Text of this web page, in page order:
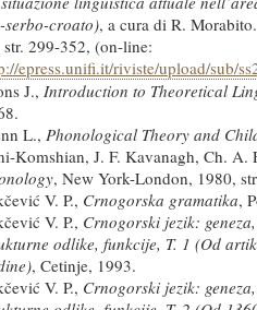
serbo-croato), a cura di R.
299-352, (on-line:
epress.unifi.it/riviste/upload/sub/
J., Introduction to Theoretical
L., Phonological Theory and
Komshian, J. F. Kavanagh, Ch. A.
, New York-London, 1980,
V. P., Crnogorska gramatika,
V. P., Crnogorski jezik:
odlike, funkcije, T. 1 (Od
, Cetinje, 1993.
V. P., Crnogorski jezik: